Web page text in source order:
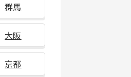
群馬
大阪
京都